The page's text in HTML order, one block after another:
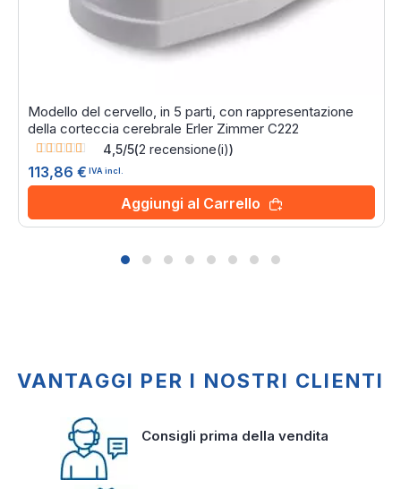
Modello del cervello, in 5 parti, con rappresentazione
della corteccia cerebrale Erler Zimmer C222
Rating:
4,5/5(2 recensione(i))
113,86 € IVA incl.
Aggiungi al Carrello
VANTAGGI PER I NOSTRI CLIENTI
Consigli prima della vendita